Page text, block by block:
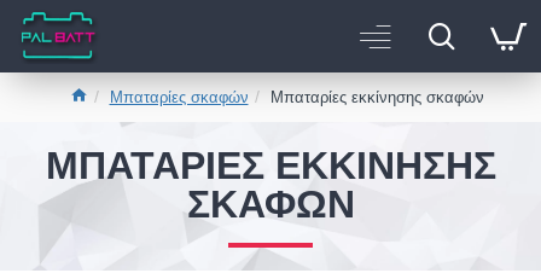
Μπαταρίες σκαφών Μπαταρίες εκκίνησης σκαφών
ΜΠΑΤΑΡΊΕΣ ΕΚΚΊΝΗΣΗΣ
ΣΚΑΦΏΝ